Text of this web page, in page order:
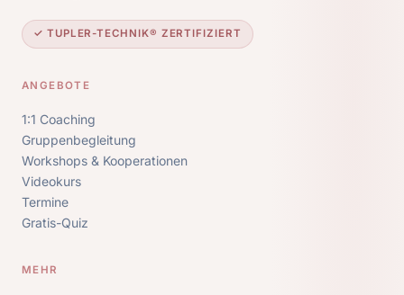
✓ TUPLER-TECHNIK® ZERTIFIZIERT
ANGEBOTE
1:1 Coaching
Gruppenbegleitung
Workshops & Kooperationen
Videokurs
Termine
Gratis-Quiz
MEHR